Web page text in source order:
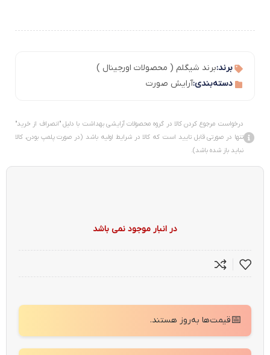
برند:برند شیگلم ( محصولات اورجینال )
دسته‌بندی:آرایش صورت
درخواست مرجوع کردن کالا در گروه محصولات آرایشی بهداشت با دلیل "انصراف از خرید"
تنها در صورتی قابل تایید است که کالا در شرایط اولیه باشد (در صورت پلمپ بودن، کالا
نباید باز شده باشد).
در انبار موجود نمی باشد
📅قیمت‌ها به‌روز هستند.